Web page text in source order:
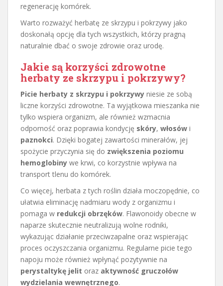
regenerację komórek.
Warto rozważyć herbatę ze skrzypu i pokrzywy jako
doskonałą opcję dla tych wszystkich, którzy pragną
naturalnie dbać o swoje zdrowie oraz urodę.
Jakie są korzyści zdrowotne
herbaty ze skrzypu i pokrzywy?
Picie herbaty z skrzypu i pokrzywy niesie ze sobą
liczne korzyści zdrowotne. Ta wyjątkowa mieszanka nie
tylko wspiera organizm, ale również wzmacnia
odporność oraz poprawia kondycję skóry, włosów i
paznokci. Dzięki bogatej zawartości minerałów, jej
spożycie przyczynia się do zwiększenia poziomu
hemoglobiny we krwi, co korzystnie wpływa na
transport tlenu do komórek.
Co więcej, herbata z tych roślin działa moczopędnie, co
ułatwia eliminację nadmiaru wody z organizmu i
pomaga w redukcji obrzęków. Flawonoidy obecne w
naparze skutecznie neutralizują wolne rodniki,
wykazując działanie przeciwzapalne oraz wspierając
proces oczyszczania organizmu. Regularne picie tego
napoju może również wpłynąć pozytywnie na
perystaltykę jelit oraz aktywność gruczołów
wydzielania wewnętrznego.